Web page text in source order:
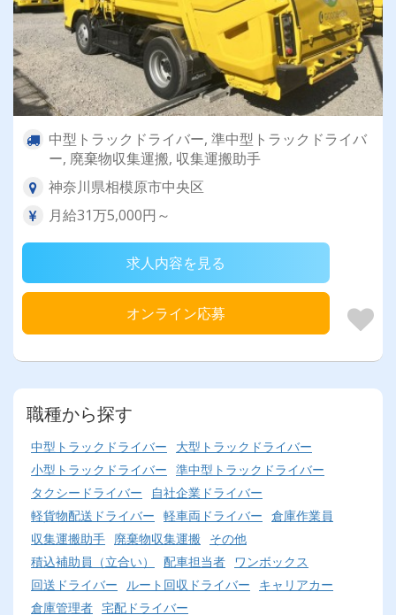
中型トラックドライバー, 準中型トラックドライバ
ー, 廃棄物収集運搬, 収集運搬助手
神奈川県相模原市中央区
月給31万5,000円～
求人内容を見る
オンライン応募
職種から探す
中型トラックドライバー
大型トラックドライバー
小型トラックドライバー 準中型トラックドライバー
タクシードライバー
自社企業ドライバー
軽貨物配送ドライバー 軽車両ドライバー 倉庫作業員
収集運搬助手 廃棄物収集運搬 その他
積込補助員（立合い）
配車担当者
ワンボックス
回送ドライバー
ルート回収ドライバー
キャリアカー
倉庫管理者 宅配ドライバー